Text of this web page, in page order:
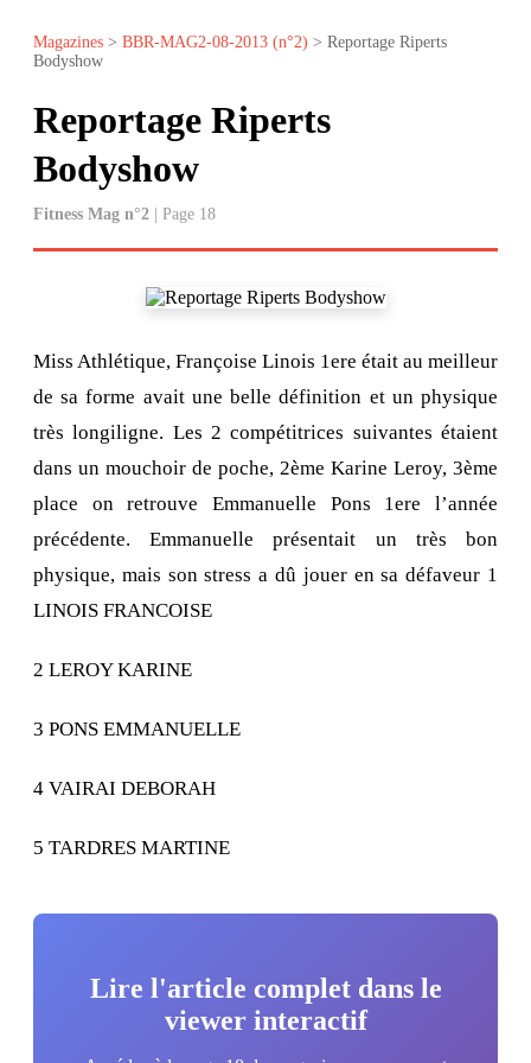
Magazines > BBR-MAG2-08-2013 (n°2) > Reportage Riperts
Bodyshow
Reportage Riperts
Bodyshow
Fitness Mag n°2 | Page 18
Miss Athlétique, Françoise Linois 1ere était au meilleur
de sa forme avait une belle définition et un physique
très longiligne. Les 2 compétitrices suivantes étaient
dans un mouchoir de poche, 2ème Karine Leroy, 3ème
place on retrouve Emmanuelle Pons 1ere l’année
précédente. Emmanuelle présentait un très bon
physique, mais son stress a dû jouer en sa défaveur 1
LINOIS FRANCOISE
2 LEROY KARINE
3 PONS EMMANUELLE
4 VAIRAI DEBORAH
5 TARDRES MARTINE
Lire l'article complet dans le
viewer interactif